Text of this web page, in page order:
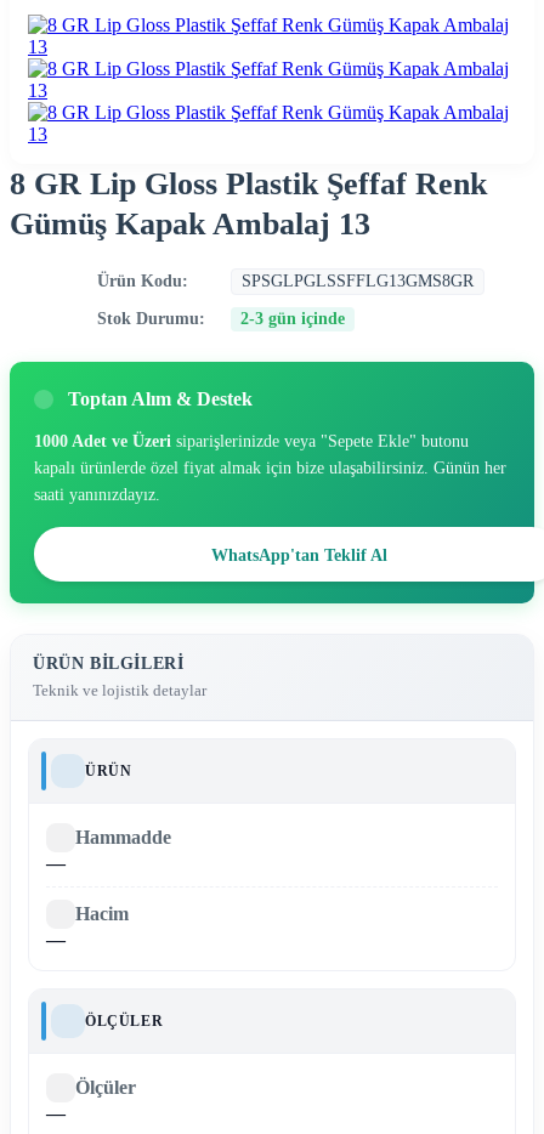
8 GR Lip Gloss Plastik Şeffaf Renk
Gümüş Kapak Ambalaj 13
Ürün Kodu: SPSGLPGLSSFFLG13GMS8GR
Stok Durumu: 2-3 gün içinde
Toptan Alım & Destek
1000 Adet ve Üzeri siparişlerinizde veya "Sepete Ekle" butonu
kapalı ürünlerde özel fiyat almak için bize ulaşabilirsiniz. Günün her
saati yanınızdayız.
WhatsApp'tan Teklif Al
ÜRÜN BILGILERI
Teknik ve lojistik detaylar
ÜRÜN
Hammadde
—
Hacim
—
ÖLÇÜLER
Ölçüler
—